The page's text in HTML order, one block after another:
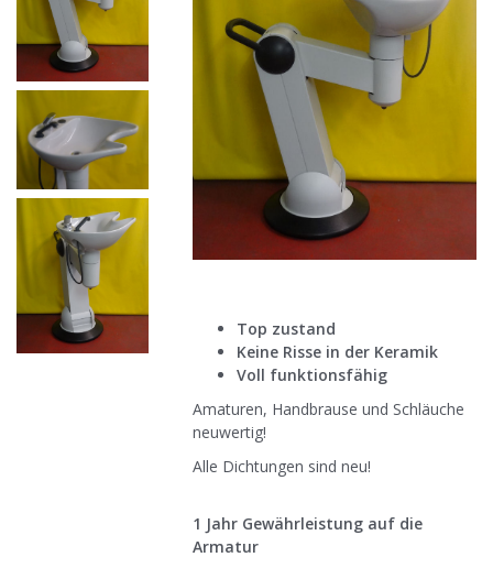
Top zustand
Keine Risse in der Keramik
Voll funktionsfähig
Amaturen, Handbrause und Schläuche
neuwertig!
Alle Dichtungen sind neu!
1 Jahr Gewährleistung auf die
Armatur